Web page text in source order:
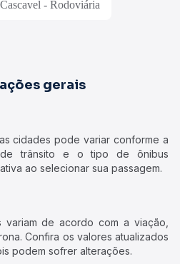
Cascavel - Rodoviária
gerais
cidades pode variar conforme a
trânsito e o tipo de ônibus
ao selecionar sua passagem.
de acordo com a viação,
Confira os valores atualizados
podem sofrer alterações.